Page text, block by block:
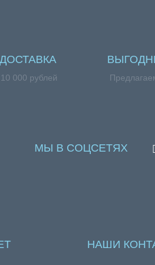
000 рублей
МЫ В СОЦСЕТЯХ
НАШИ